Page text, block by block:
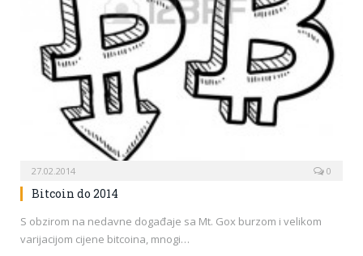
27.02.2014 0
Bitcoin do 2014
S obzirom na nedavne događaje sa Mt. Gox burzom i velikom
varijacijom cijene bitcoina, mnogi…